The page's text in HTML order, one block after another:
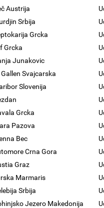
Austrija
Srbija
Grcka
Grcka
Junakovic
Svajcarska
Slovenija
Grcka
Pazova
Bec
Crna Gora
Graz
Marmaris
Srbija
Jezero Makedonija